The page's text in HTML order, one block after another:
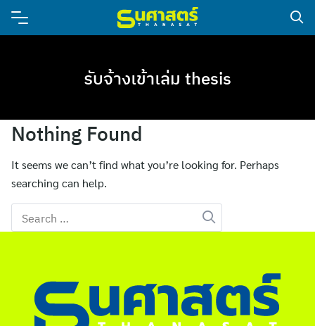
ไทย
รับจ้างเข้าเล่ม thesis
Nothing Found
It seems we can’t find what you’re looking for. Perhaps
searching can help.
Search
for: